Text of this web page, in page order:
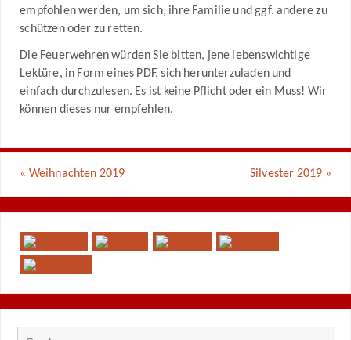
empfohlen werden, um sich, ihre Familie und ggf. andere zu
schützen oder zu retten.
Die Feuerwehren würden Sie bitten, jene lebenswichtige
Lektüre, in Form eines PDF, sich herunterzuladen und
einfach durchzulesen. Es ist keine Pflicht oder ein Muss! Wir
können dieses nur empfehlen.
« Weihnachten 2019 Silvester 2019 »